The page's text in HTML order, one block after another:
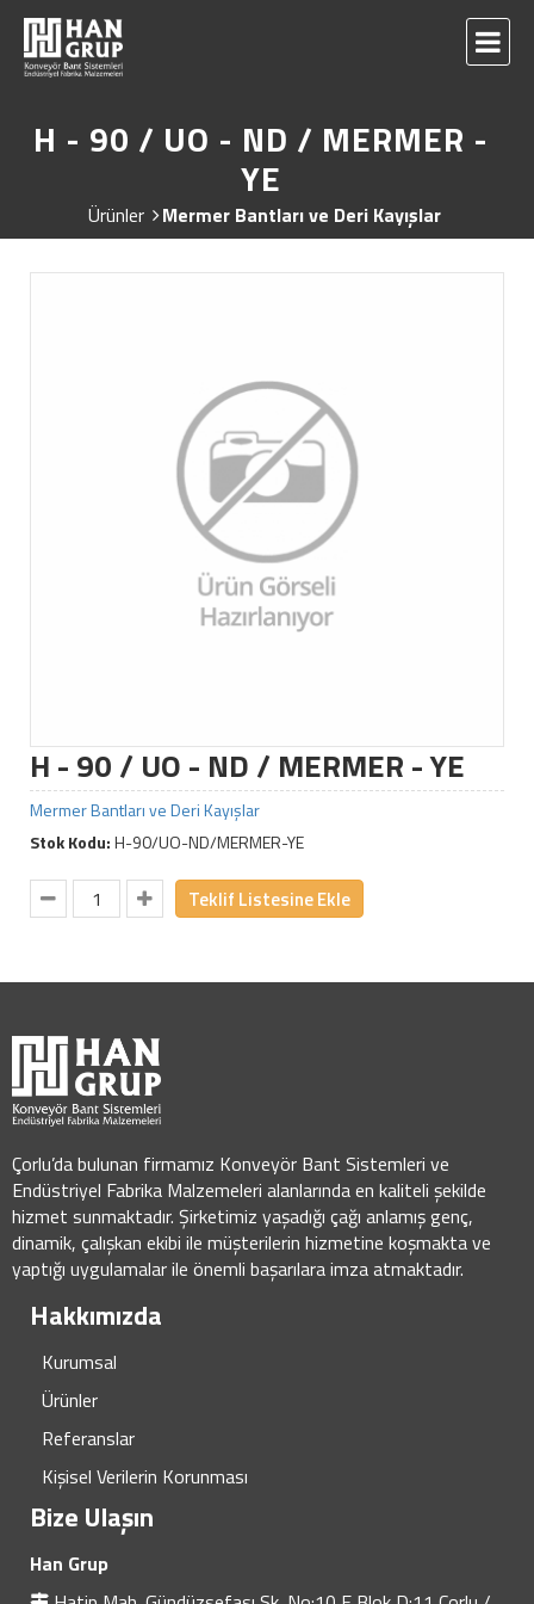
H - 90 / UO - ND / MERMER -
YE
Ürünler Mermer Bantları ve Deri Kayışlar
H - 90 / UO - ND / MERMER - YE
Mermer Bantları ve Deri Kayışlar
Stok Kodu:H-90/UO-ND/MERMER-YE
Teklif Listesine Ekle
Çorlu’da bulunan firmamız Konveyör Bant Sistemleri ve
Endüstriyel Fabrika Malzemeleri alanlarında en kaliteli şekilde
hizmet sunmaktadır. Şirketimiz yaşadığı çağı anlamış genç,
dinamik, çalışkan ekibi ile müşterilerin hizmetine koşmakta ve
yaptığı uygulamalar ile önemli başarılara imza atmaktadır.
Hakkımızda
Kurumsal
Ürünler
Referanslar
Kişisel Verilerin Korunması
Bize Ulaşın
Han Grup